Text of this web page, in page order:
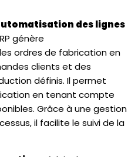
des lignes
génère
ordres de fabrication en
clients et des
définis. Il permet
en tenant compte
Grâce à une gestion
il facilite le suivi de la